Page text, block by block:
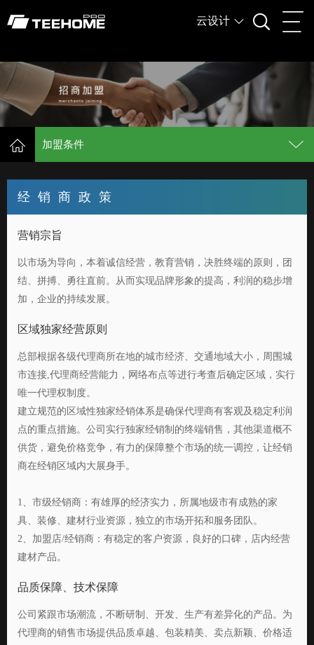
云设计
加盟条件
经 销 商 政 策
营销宗旨
以市场为导向，本着诚信经营，教育营销，决胜终端的原则，团
结、拼搏、勇往直前。从而实现品牌形象的提高，利润的稳步增
加，企业的持续发展。
区域独家经营原则
总部根据各级代理商所在地的城市经济、交通地域大小，周围城
市连接,代理商经营能力，网络布点等进行考查后确定区域，实行
唯一代理权制度。
建立规范的区域性独家经销体系是确保代理商有客观及稳定利润
点的重点措施。公司实行独家经销制的终端销售，其他渠道概不
供货，避免价格竞争，有力的保障整个市场的统一调控，让经销
商在经销区域内大展身手。
1、市级经销商：有雄厚的经济实力，所属地级市有成熟的家
具、装修、建材行业资源，独立的市场开拓和服务团队。
2、加盟店/经销商：有稳定的客户资源，良好的口碑，店内经营
建材产品。
品质保障、技术保障
公司紧跟市场潮流，不断研制、开发、生产有差异化的产品。为
代理商的销售市场提供品质卓越、包装精美、卖点新颖、价格适